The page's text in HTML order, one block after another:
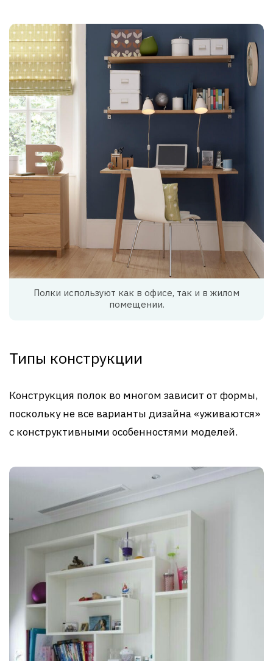
Полки используют как в офисе, так и в жилом
помещении.
Типы конструкции
Конструкция полок во многом зависит от формы,
поскольку не все варианты дизайна «уживаются»
с конструктивными особенностями моделей.